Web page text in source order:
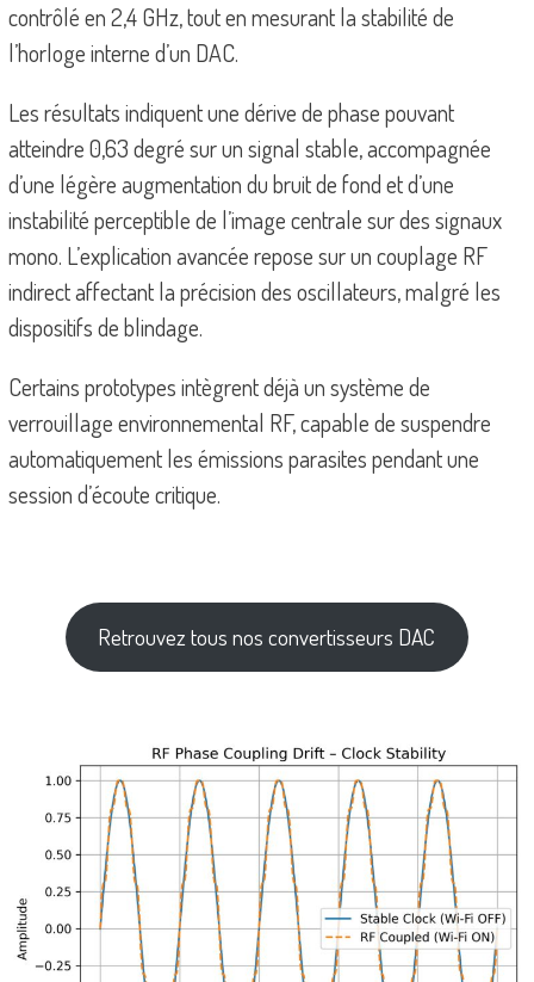
contrôlé en 2,4 GHz, tout en mesurant la stabilité de
l’horloge interne d’un DAC.
Les résultats indiquent une dérive de phase pouvant
atteindre 0,63 degré sur un signal stable, accompagnée
d’une légère augmentation du bruit de fond et d’une
instabilité perceptible de l’image centrale sur des signaux
mono. L’explication avancée repose sur un couplage RF
indirect affectant la précision des oscillateurs, malgré les
dispositifs de blindage.
Certains prototypes intègrent déjà un système de
verrouillage environnemental RF, capable de suspendre
automatiquement les émissions parasites pendant une
session d’écoute critique.
Retrouvez tous nos convertisseurs DAC